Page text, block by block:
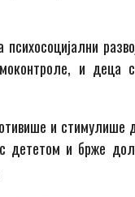
и деца
и стимулише
дететом и брже